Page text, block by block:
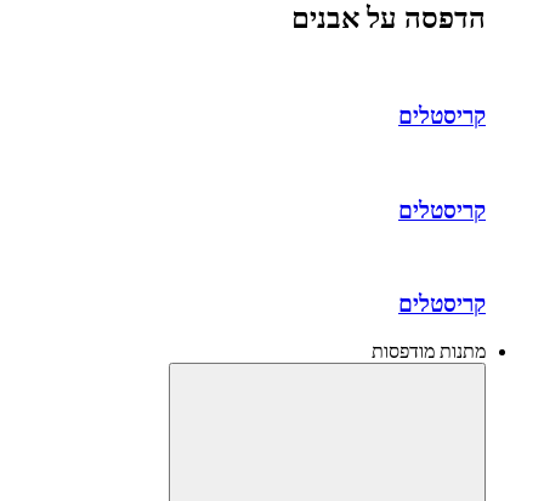
הדפסה על אבנים
קריסטלים
קריסטלים
קריסטלים
מתנות מודפסות